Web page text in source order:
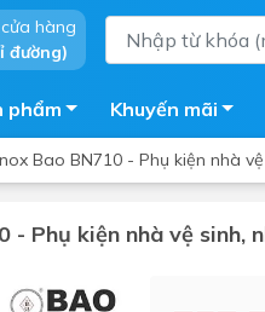
hàng
đường)
phẩm
Phòng tắm kính
Khuyến mãi
Bao BN710 - Phụ kiện nhà
- Phụ kiện nhà vệ sinh,